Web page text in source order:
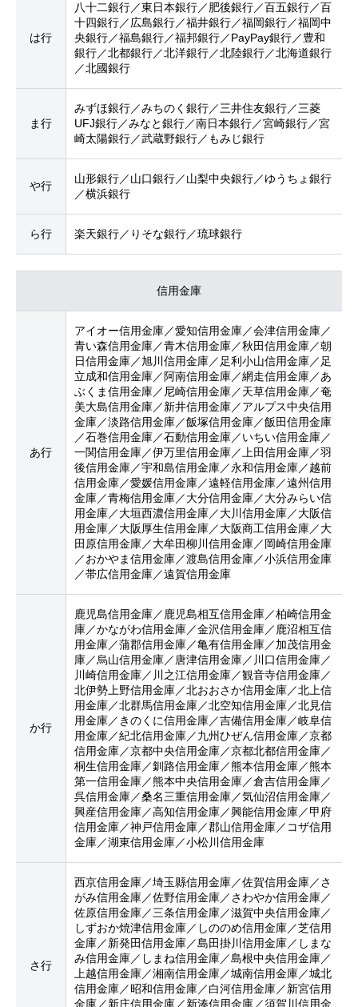
は行
八十二銀行／東日本銀行／肥後銀行／百五銀行／百
十四銀行／広島銀行／福井銀行／福岡銀行／福岡中
央銀行／福島銀行／福邦銀行／PayPay銀行／豊和
銀行／北都銀行／北洋銀行／北陸銀行／北海道銀行
／北國銀行
ま行
みずほ銀行／みちのく銀行／三井住友銀行／三菱
UFJ銀行／みなと銀行／南日本銀行／宮崎銀行／宮
崎太陽銀行／武蔵野銀行／もみじ銀行
や行
山形銀行／山口銀行／山梨中央銀行／ゆうちょ銀行
／横浜銀行
ら行 楽天銀行／りそな銀行／琉球銀行
信用金庫
あ行
アイオー信用金庫／愛知信用金庫／会津信用金庫／
青い森信用金庫／青木信用金庫／秋田信用金庫／朝
日信用金庫／旭川信用金庫／足利小山信用金庫／足
立成和信用金庫／阿南信用金庫／網走信用金庫／あ
ぶくま信用金庫／尼崎信用金庫／天草信用金庫／奄
美大島信用金庫／新井信用金庫／アルプス中央信用
金庫／淡路信用金庫／飯塚信用金庫／飯田信用金庫
／石巻信用金庫／石動信用金庫／いちい信用金庫／
一関信用金庫／伊万里信用金庫／上田信用金庫／羽
後信用金庫／宇和島信用金庫／永和信用金庫／越前
信用金庫／愛媛信用金庫／遠軽信用金庫／遠州信用
金庫／青梅信用金庫／大分信用金庫／大分みらい信
用金庫／大垣西濃信用金庫／大川信用金庫／大阪信
用金庫／大阪厚生信用金庫／大阪商工信用金庫／大
田原信用金庫／大牟田柳川信用金庫／岡崎信用金庫
／おかやま信用金庫／渡島信用金庫／小浜信用金庫
／帯広信用金庫／遠賀信用金庫
か行
鹿児島信用金庫／鹿児島相互信用金庫／柏崎信用金
庫／かながわ信用金庫／金沢信用金庫／鹿沼相互信
用金庫／蒲郡信用金庫／亀有信用金庫／加茂信用金
庫／烏山信用金庫／唐津信用金庫／川口信用金庫／
川崎信用金庫／川之江信用金庫／観音寺信用金庫／
北伊勢上野信用金庫／北おおさか信用金庫／北上信
用金庫／北群馬信用金庫／北空知信用金庫／北見信
用金庫／きのくに信用金庫／吉備信用金庫／岐阜信
用金庫／紀北信用金庫／九州ひぜん信用金庫／京都
信用金庫／京都中央信用金庫／京都北都信用金庫／
桐生信用金庫／釧路信用金庫／熊本信用金庫／熊本
第一信用金庫／熊本中央信用金庫／倉吉信用金庫／
呉信用金庫／桑名三重信用金庫／気仙沼信用金庫／
興産信用金庫／高知信用金庫／興能信用金庫／甲府
信用金庫／神戸信用金庫／郡山信用金庫／コザ信用
金庫／湖東信用金庫／小松川信用金庫
さ行
西京信用金庫／埼玉縣信用金庫／佐賀信用金庫／さ
がみ信用金庫／佐野信用金庫／さわやか信用金庫／
佐原信用金庫／三条信用金庫／滋賀中央信用金庫／
しずおか焼津信用金庫／しののめ信用金庫／芝信用
金庫／新発田信用金庫／島田掛川信用金庫／しまな
み信用金庫／しまね信用金庫／島根中央信用金庫／
上越信用金庫／湘南信用金庫／城南信用金庫／城北
信用金庫／昭和信用金庫／白河信用金庫／新宮信用
金庫／新庄信用金庫／新湊信用金庫／須賀川信用金